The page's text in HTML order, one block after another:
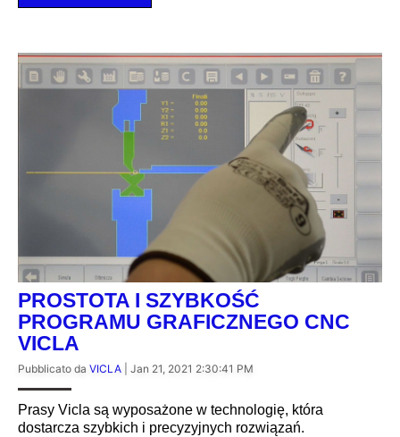
PROSTOTA I SZYBKOŚĆ
PROGRAMU GRAFICZNEGO CNC
VICLA
Pubblicato da VICLA Jan 21, 2021 2:30:41 PM
Prasy Vicla są wyposażone w technologię, która
dostarcza szybkich i precyzyjnych rozwiązań.